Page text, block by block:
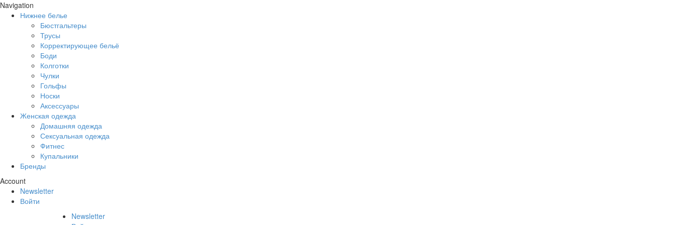
Navigation
Нижнее белье
Бюстгальтеры
Трусы
Корректирующее бельё
Боди
Колготки
Чулки
Гольфы
Носки
Аксессуары
Женская одежда
Домашняя одежда
Сексуальная одежда
Фитнес
Купальники
Бренды
Account
Newsletter
Войти
Newsletter